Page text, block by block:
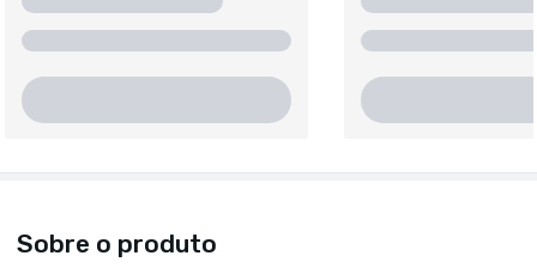
Sobre o produto